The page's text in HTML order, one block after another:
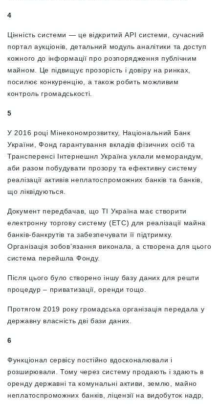
4
Цінність системи — це відкритий API системи, сучасний
портал аукціонів, детальний модуль аналітики та доступ
кожного до інформації про розпорядження публічним
майном. Це підвищує прозорість і довіру на ринках,
посилює конкуренцію, а також робить можливим
контроль громадськості.
5
У 2016 році Мінекономрозвитку, Національний Банк
України, Фонд гарантування вкладів фізичних осіб та
Трансперенсі Інтернешнл Україна уклали меморандум,
аби разом побудувати прозору та ефективну систему
реалізації активів неплатоспроможних банків та банків,
що ліквідуються.
Документ передбачав, що ТІ Україна має створити
електронну торгову систему (ЕТС) для реалізації майна
банків-банкрутів та забезпечувати її підтримку.
Організація зобов’язання виконала, а створена для цього
система перейшла Фонду.
Після цього було створено іншу базу даних для решти
процедур – приватизації, оренди тощо.
Протягом 2019 року громадська організація передала у
державну власність дві бази даних.
6
Функціонал сервісу постійно вдосконалювали і
розширювали. Тому через систему продають і здають в
оренду державні та комунальні активи, землю, майно
неплатоспроможних банків, ліцензії на видобуток надр,